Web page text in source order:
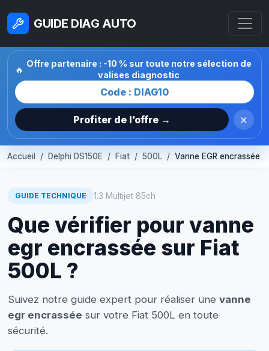
GUIDE DIAG AUTO
🔥
Offre partenaire : -10 % sur toute notre sélection de
valises diagnostic
Code : DIAG10
Profiter de l’offre → ×
Accueil Delphi DS150E Fiat 500L Vanne EGR encrassée
GUIDE TECHNIQUE 1.3 Multijet 85ch
Que vérifier pour vanne
egr encrassée sur Fiat
500L ?
Suivez notre guide expert pour réaliser une vanne
egr encrassée sur votre Fiat 500L en toute
sécurité.